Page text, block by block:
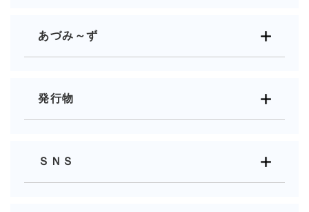
あづみ～ず
発行物
ＳＮＳ